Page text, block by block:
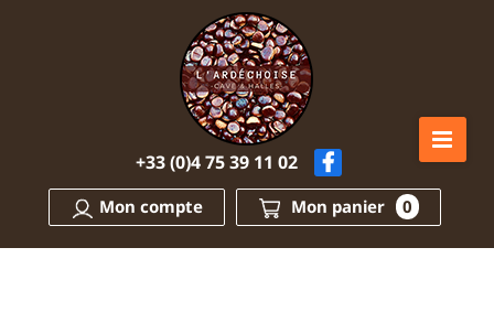
+33 (0)4 75 39 11 02
Mon compte Mon panier 0